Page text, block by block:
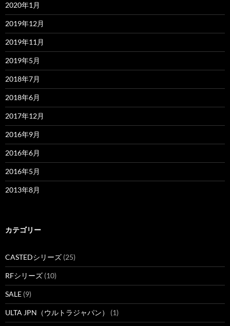
2020年1月
2019年12月
2019年11月
2019年5月
2018年7月
2018年6月
2017年12月
2016年9月
2016年6月
2016年5月
2013年8月
カテゴリー
CASTEDシリーズ (25)
RFシリーズ (10)
SALE (9)
ULTA JPN（ウルトラジャパン） (1)